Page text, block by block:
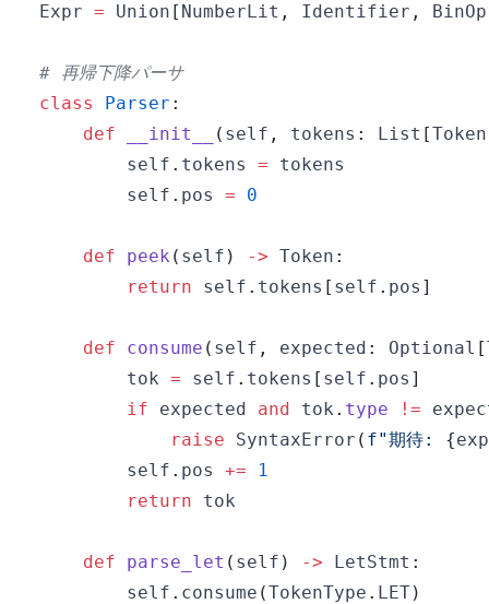
Expr = Union [ NumberLit , Identifier , BinOp
# 再帰下降パーサ
class
Parser :
def
__init__ ( self , tokens : List [Token
        self
. tokens =
        self
. pos = 0
def peek ( self ) -> Token :
return self . tokens [ self . pos ]
def consume ( self , expected : Optional [
        tok
= self . tokens [ self . pos ]
if expected and tok . type !=
raise SyntaxError ( f"期待: {
        self
. pos +=
1
return
def parse_let ( self ) -> LetStmt :
        self
. consume (TokenType . LET)